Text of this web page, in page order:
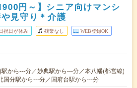
円～】シニア向けマンシ
見守り＊介護
祝日が休み 残業なし WEB登録OK
から---分／妙典駅から---分／本八幡(都営線)
国分駅から---分／国府台駅から---分